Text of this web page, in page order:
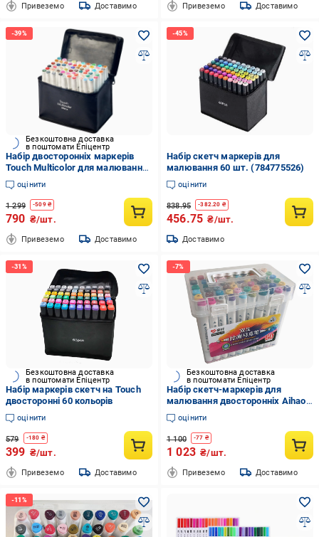
Привеземо Доставимо Привеземо Доставимо
Безкоштовна доставка
в поштомати Епіцентр
Набір двосторонніх маркерів
Touch Multicolor для малювання
на спиртовій основі 60 шт.
(2347.60)
оцінити
1 299 -509₴
790 ₴/шт.
Привеземо Доставимо
Набір скетч маркерів для
малювання 60 шт. (784775526)
оцінити
838.95 -382.20 ₴
456.75 ₴/шт.
Доставимо
Безкоштовна доставка
в поштомати Епіцентр
Набір маркерів скетч на Touch
двосторонні 60 кольорів
оцінити
579 -180 ₴
399 ₴/шт.
Привеземо Доставимо
Безкоштовна доставка
в поштомати Епіцентр
Набір скетч-маркерів для
малювання двосторонніх Aihao
sketchmarker PM514-60 60 шт.
оцінити
1 100 -77 ₴
1 023 ₴/шт.
Привеземо Доставимо